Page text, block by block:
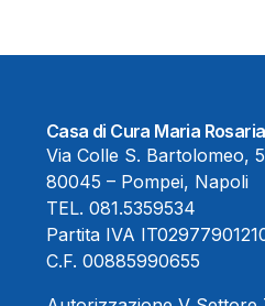
Casa di Cura Maria
Via Colle S. Bartolomeo,
80045 – Pompei, Napoli
TEL. 081.5359534
Partita IVA
C.F. 00885990655